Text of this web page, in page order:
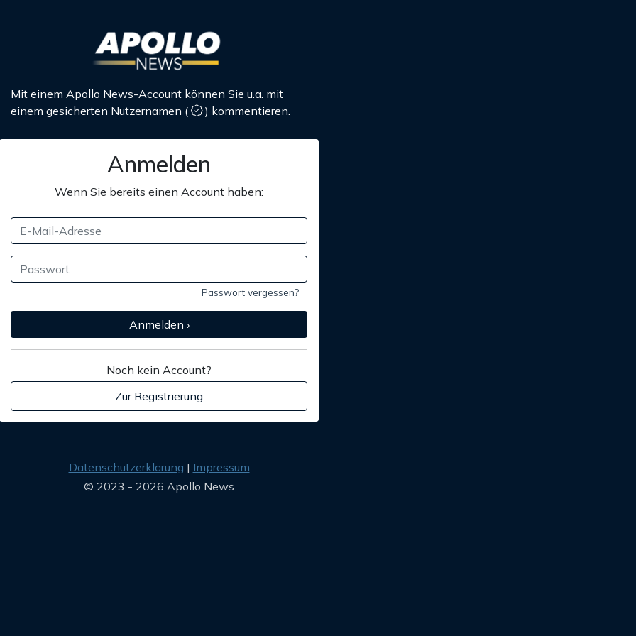
Mit einem Apollo News-Account können Sie u.a. mit
einem gesicherten Nutzernamen ( ) kommentieren.
Anmelden
Wenn Sie bereits einen Account haben:
Passwort vergessen?
Anmelden ›
Noch kein Account?
Zur Registrierung
Datenschutzerklärung
Impressum
© 2023 - 2026 Apollo News